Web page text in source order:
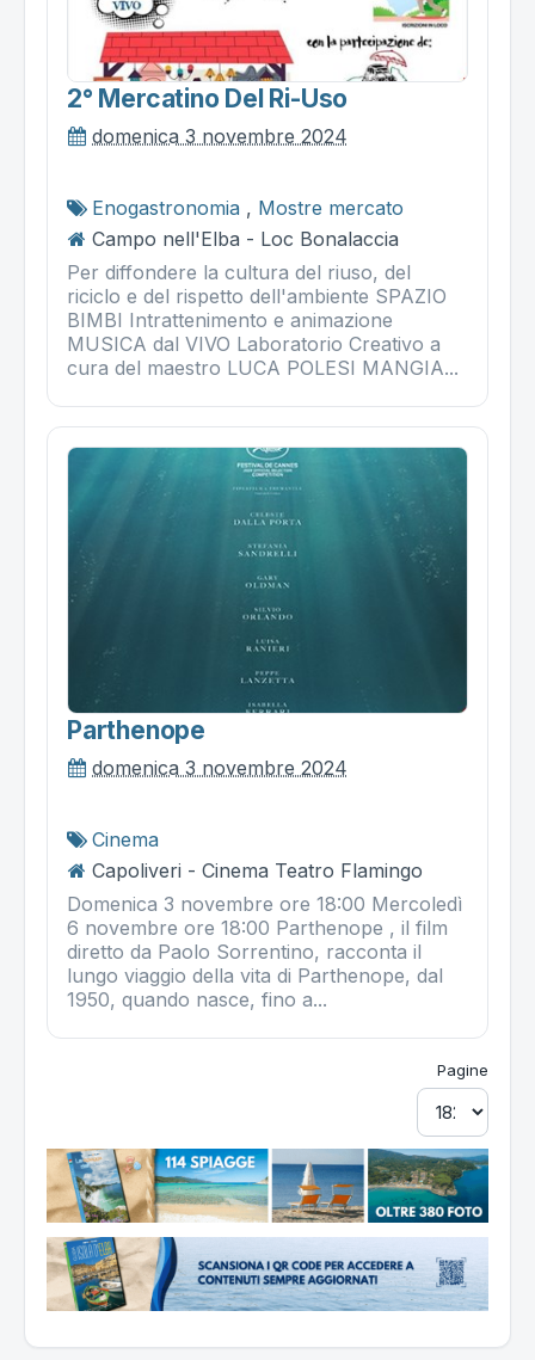
2° Mercatino Del Ri-Uso
domenica 3 novembre 2024
Enogastronomia , Mostre mercato
Campo nell'Elba - Loc Bonalaccia
Per diffondere la cultura del riuso, del
riciclo e del rispetto dell'ambiente SPAZIO
BIMBI Intrattenimento e animazione
MUSICA dal VIVO Laboratorio Creativo a
cura del maestro LUCA POLESI MANGIA...
Parthenope
domenica 3 novembre 2024
Cinema
Capoliveri - Cinema Teatro Flamingo
Domenica 3 novembre ore 18:00 Mercoledì
6 novembre ore 18:00 Parthenope , il film
diretto da Paolo Sorrentino, racconta il
lungo viaggio della vita di Parthenope, dal
1950, quando nasce, fino a...
Pagine